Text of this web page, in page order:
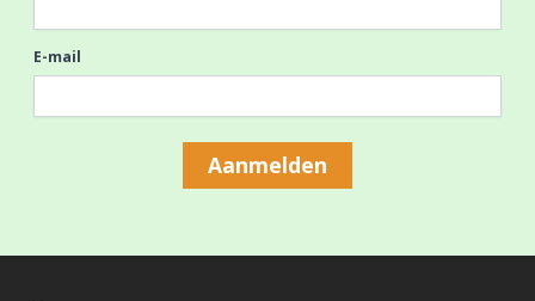
E-mail
Aanmelden